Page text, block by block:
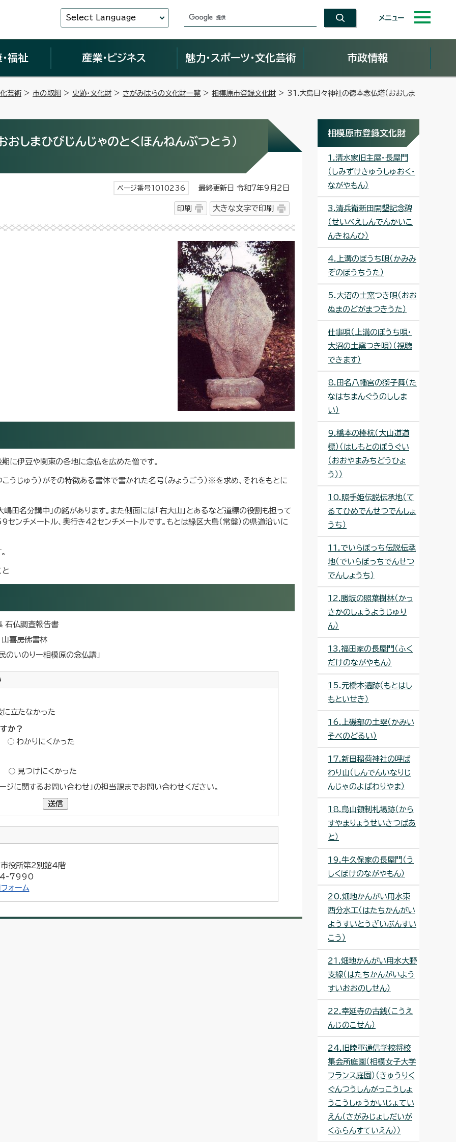
Select Language メニュー
福祉 産業・ビジネス 魅力・スポーツ・文化芸術 市政情報
芸術> 市の取組 > 史跡・文化財 > さがみはらの文化財一覧 > 相模原市登録文化財 > 31.大島日々神社の徳本念仏塔（おおしま
しまひびじんじゃのとくほんねんぶつとう）
ページ番号1010236 最終更新日 令和7年9月2日
印刷 大きな文字で印刷
に伊豆や関東の各地に念仏を広めた僧です。
うじゅう）がその特徴ある書体で書かれた名号（みょうごう）※を求め、それをもとに
嶋田名分講中」の銘があります。また側面には「右大山」とあるなど道標の役割も担って
ンチメートル、奥行き42センチメートルです。もとは緑区大島（常盤）の県道沿いに
と
石仏調査報告書
喜房佛書林
いのりー相模原の念仏講」
に立たなかった
か？
わかりにくかった
見つけにくかった
ジに関するお問い合わせ」の担当課までお問い合わせください。
送信
所第2別館4階
7990
ォーム
相模原市登録文化財
1.清水家旧主屋・長屋門
（しみずけきゅうしゅおく・
ながやもん）
3.清兵衛新田開墾記念碑
（せいべえしんでんかいこ
んきねんひ）
4.上溝のぼうち唄（かみみ
ぞのぼうちうた）
5.大沼の土窯つき唄（おお
ぬまのどがまつきうた）
仕事唄（上溝のぼうち唄・
大沼の土窯つき唄）（視聴
できます）
8.田名八幡宮の獅子舞（た
なはちまんぐうのししま
い）
9.橋本の棒杭（大山道道
標）（はしもとのぼうぐい
（おおやまみちどうひょ
う））
10.照手姫伝説伝承地（て
るてひめでんせつでんしょ
うち）
11.でいらぼっち伝説伝承
地（でいらぼっちでんせつ
でんしょうち）
12.勝坂の照葉樹林（かっ
さかのしょうようじゅり
ん）
13.福田家の長屋門（ふく
だけのながやもん）
15.元橋本遺跡（もとはし
もといせき）
16.上磯部の土塁（かみい
そべのどるい）
17.新田稲荷神社の呼ば
わり山（しんでんいなりじ
んじゃのよばわりやま）
18.烏山領制札場跡（から
すやまりょうせいさつばあ
と）
19.牛久保家の長屋門（う
しくぼけのながやもん）
20.畑地かんがい用水東
西分水工（はたちかんがい
ようすいとうざいぶんすい
こう）
21.畑地かんがい用水大野
支線（はたちかんがいよう
すいおおのしせん）
22.幸延寺の古銭（こうえ
んじのこせん）
24.旧陸軍通信学校将校
集会所庭園（相模女子大学
フランス庭園）（きゅうりく
ぐんつうしんがっこうしょ
うこうしゅうかいじょてい
えん（さがみじょしだいが
くふらんすていえん））